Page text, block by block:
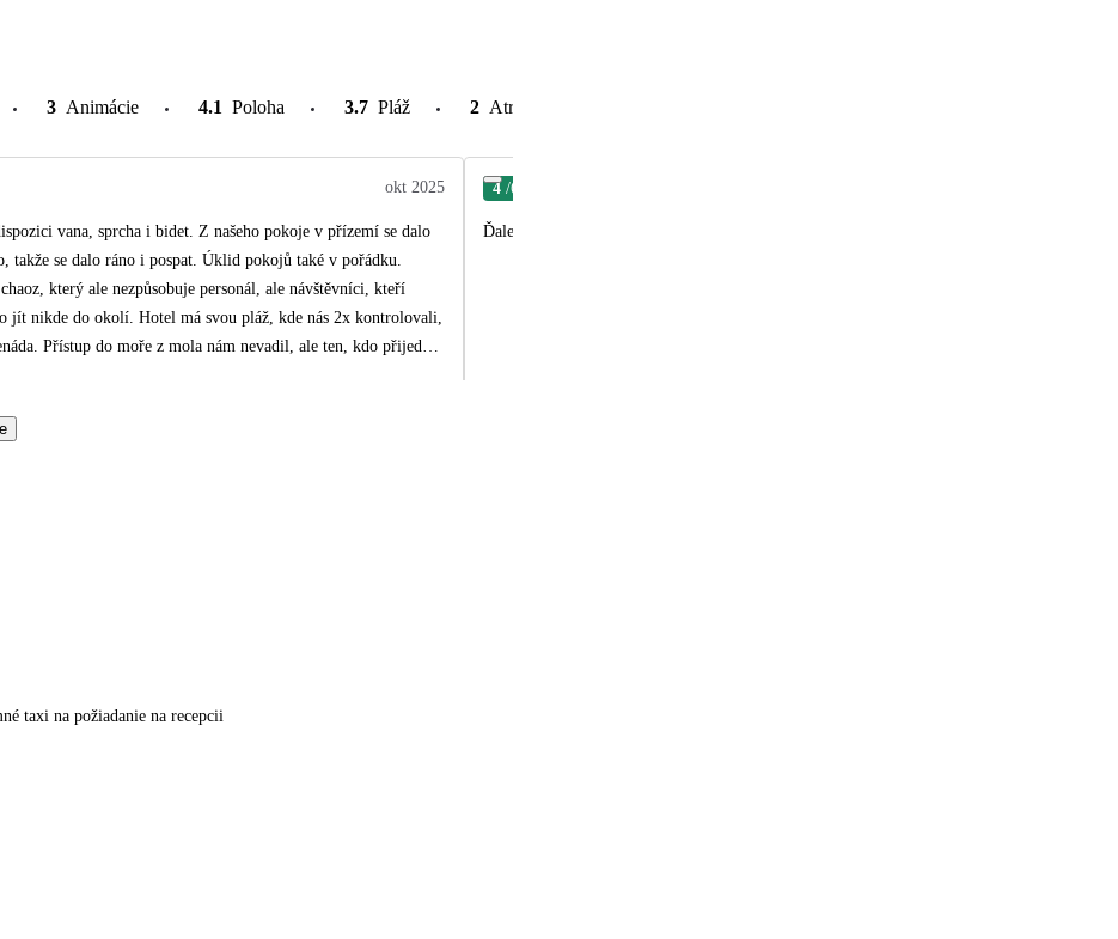
3 Animácie 4.1 Poloha 3.7 Pláž 2 Atrakcie v okolí
okt 2025
vana, sprcha i bidet. Z našeho pokoje v přízemí se dalo
se dalo ráno i pospat. Úklid pokojů také v pořádku.
který ale nezpůsobuje personál, ale návštěvníci, kteří
Přístup do moře z mola nám nevadil, ale ten, kdo přijede
4 /6
Ďaleko od pláže, more chodilo podľa prílivu a odlivu preč. Šnorchlovanie to zachránilo
taxi na požiadanie na recepcii